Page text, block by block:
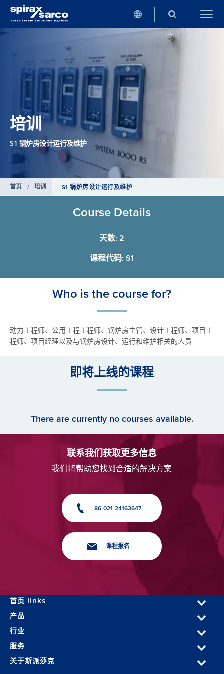
培训
S1 锅炉房设计运行及维护
首页 / 培训 S1 锅炉房设计运行及维护
Course Details
天数: 2
课程代码: S1
Who is the course for?
动力工程师、公用工程工程师、锅炉房主管、设计工程师、项目工
程师、项目经理以及与锅炉房设计、运行和维护相关的人员
即将上线的课程
There are currently no courses available.
联系我们获取更多信息
我们将帮助您找到合适的解决方案
86-021-24163647
课程报名
首页 links
产品
行业
服务
关于斯派莎克